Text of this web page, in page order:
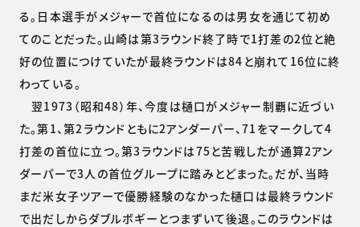
る。日本選手がメジャーで首位になるのは男女を通じて初め
てのことだった。山崎は第3ラウンド終了時で1打差の2位と絶
好の位置につけていたが最終ラウンドは84と崩れて16位に終
わっている。
翌1973（昭和48）年、今度は樋口がメジャー制覇に近づい
た。第1、第2ラウンドともに2アンダーパー、71をマークして4
打差の首位に立つ。第3ラウンドは75と苦戦したが通算2アン
ダーパーで3人の首位グループに踏みとどまった。だが、当時
まだ米女子ツアーで優勝経験のなかった樋口は最終ラウンド
で出だしからダブルボギーとつまずいて後退。このラウンドは